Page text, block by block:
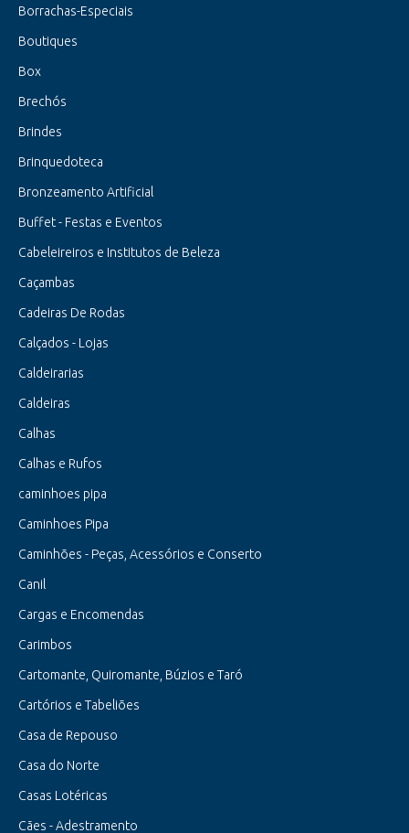
Borrachas-Especiais
Boutiques
Box
Brechós
Brindes
Brinquedoteca
Bronzeamento Artificial
Buffet - Festas e Eventos
Cabeleireiros e Institutos de Beleza
Caçambas
Cadeiras De Rodas
Calçados - Lojas
Caldeirarias
Caldeiras
Calhas
Calhas e Rufos
caminhoes pipa
Caminhoes Pipa
Caminhões - Peças, Acessórios e Conserto
Canil
Cargas e Encomendas
Carimbos
Cartomante, Quiromante, Búzios e Taró
Cartórios e Tabeliões
Casa de Repouso
Casa do Norte
Casas Lotéricas
Cães - Adestramento